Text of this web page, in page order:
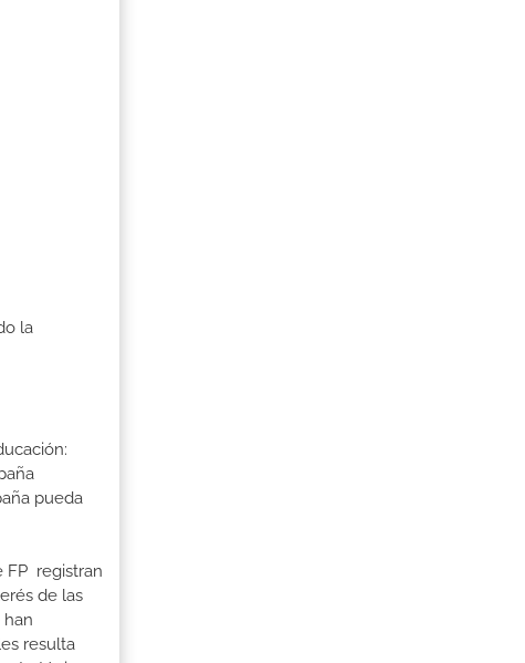
la
pueda
FP registran
de las
han
resulta